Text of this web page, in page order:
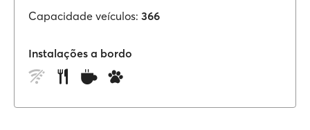
Capacidade veículos: 366
Instalações a bordo